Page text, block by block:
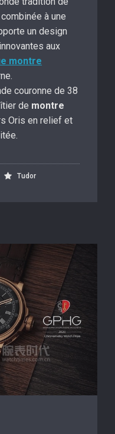
à une
un design
aux
montre
couronne de 38
de montre
Oris en relief et
Tudor